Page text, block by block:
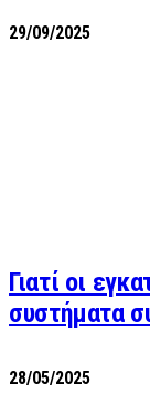
29/09/2025
Γιατί οι
συστήματα
28/05/2025